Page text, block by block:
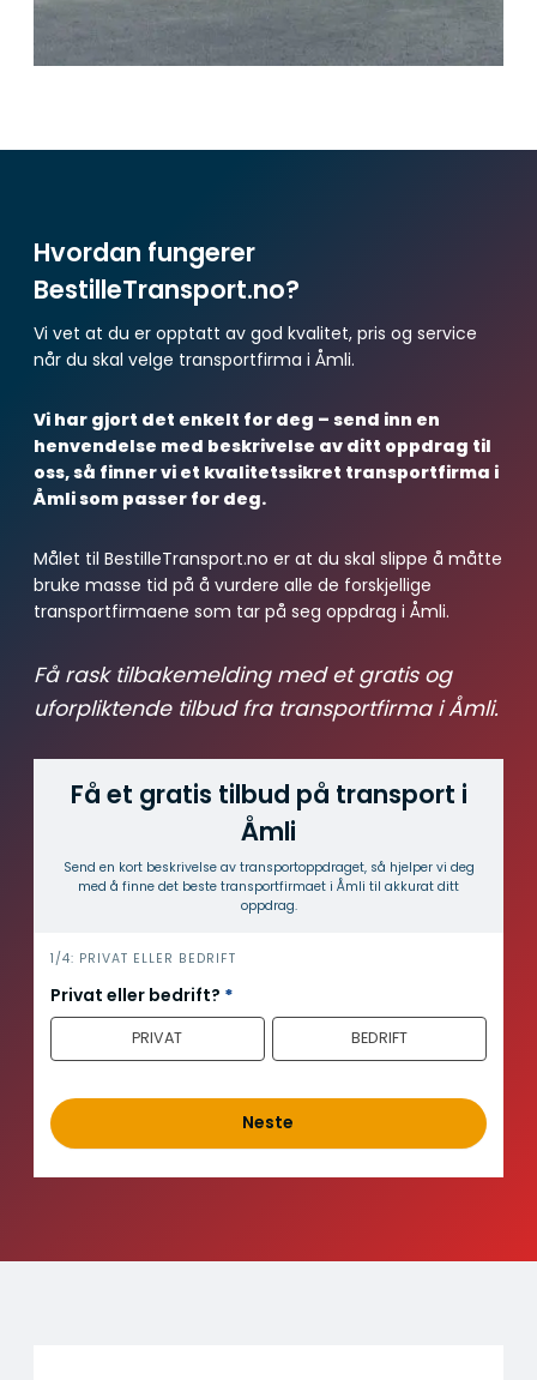
Hvordan fungerer
BestilleTransport.no?
Vi vet at du er opptatt av god kvalitet, pris og service
når du skal velge transportfirma i Åmli.
Vi har gjort det enkelt for deg – send inn en
henvendelse med beskrivelse av ditt oppdrag til
oss, så finner vi et kvalitetssikret transportfirma i
Åmli som passer for deg.
Målet til BestilleTransport.no er at du skal slippe å måtte
bruke masse tid på å vurdere alle de forskjellige
transportfirmaene som tar på seg oppdrag i Åmli.
Få rask tilbakemelding med et gratis og
uforpliktende tilbud fra transportfirma i Åmli.
Få et gratis tilbud på transport i
Åmli
Send en kort beskrivelse av transport­oppdraget, så hjelper vi deg
med å finne det beste transport­firmaet i Åmli til akkurat ditt
oppdrag.
i
n
n
o
d
1/4: PRIVAT ELLER BEDRIFT
Privat eller bedrift? *
PRIVAT BEDRIFT
Neste